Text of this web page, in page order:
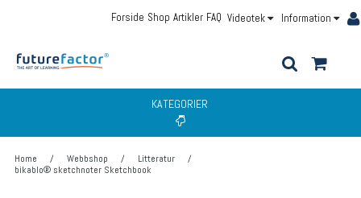
Information
Videotek
FAQ
Artikler
Shop
Forside
KATEGORIER
Home / Webbshop / Litteratur
/
bikablo® sketchnoter Sketchbook